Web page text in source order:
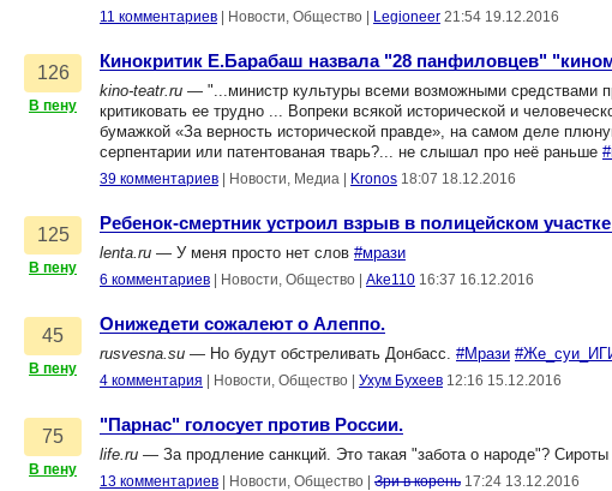
11 комментариев Новости, Общество Legioneer 21:54 19.12.2016
126
В пену
Кинокритик Е.Барабаш назвала "28 панфиловцев"
kino-teatr.ru — "...министр культуры всеми возможными средствами
критиковать ее трудно ... Вопреки всякой исторической и
бумажкой «За верность исторической правде», на самом деле
серпентарии или патентованая тварь?... не слышал про неё раньше
39 комментариев Новости, Медиа Kronos 18:07 18.12.2016
125
В пену
Ребенок-смертник устроил взрыв в полицейском
lenta.ru — У меня просто нет слов #мрази
6 комментариев Новости, Общество Ake110 16:37 16.12.2016
45
В пену
Онижедети сожалеют о Алеппо.
rusvesna.su — Но будут обстреливать Донбасс. #Мрази
4 комментария Новости, Общество Ухум Бухеев 12:16 15.12.2016
75
В пену
"Парнас" голосует против России.
life.ru — За продление санкций. Это такая "забота о народе"?
13 комментариев Новости, Общество Зри в корень 17:24 13.12.2016